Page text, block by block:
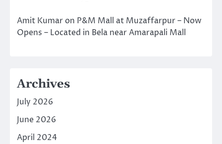
Amit Kumar on P&M Mall at Muzaffarpur – Now
Opens – Located in Bela near Amarapali Mall
Archives
July 2026
June 2026
April 2024